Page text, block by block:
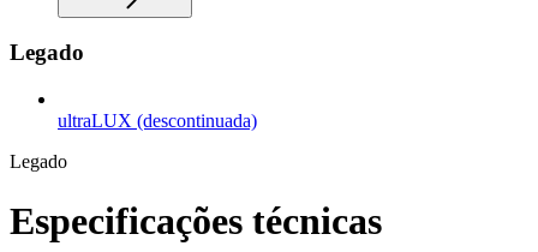
Legado
ultraLUX (descontinuada)
Legado
Especificações técnicas